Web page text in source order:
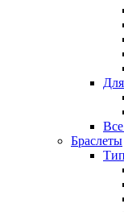
Браслеты
Тип